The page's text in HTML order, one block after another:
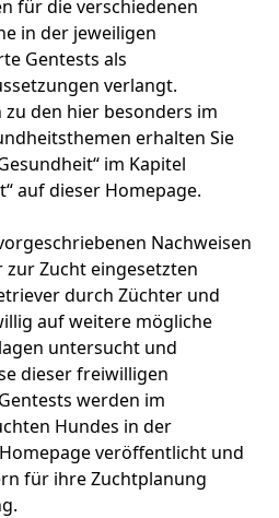
für die verschiedenen
in der jeweiligen
Gentests als
verlangt.
den hier besonders im
erhalten Sie
im Kapitel
auf dieser Homepage.
Nachweisen
Zucht eingesetzten
durch Züchter und
auf weitere mögliche
untersucht und
dieser freiwilligen
werden im
Hundes in der
veröffentlicht und
für ihre Zuchtplanung